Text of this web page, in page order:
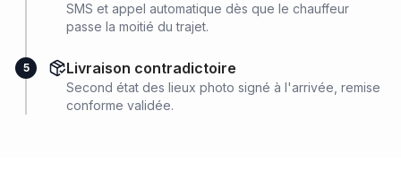
SMS et appel automatique dès que le chauffeur
passe la moitié du trajet.
5 Livraison contradictoire
Second état des lieux photo signé à l'arrivée, remise
conforme validée.